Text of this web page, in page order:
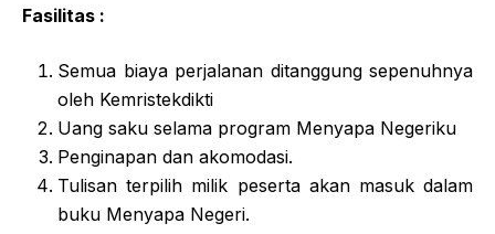
Fasilitas :
Semua biaya perjalanan ditanggung sepenuhnya
oleh Kemristekdikti
Uang saku selama program Menyapa Negeriku
Penginapan dan akomodasi.
Tulisan terpilih milik peserta akan masuk dalam
buku Menyapa Negeri.